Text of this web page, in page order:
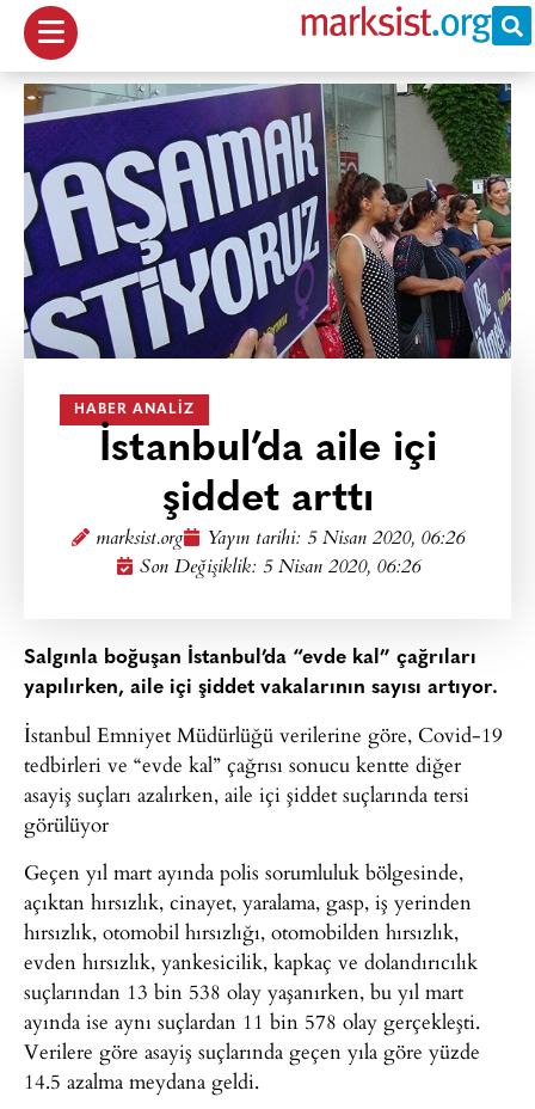
HABER ANALIZ
İstanbul’da aile içi
şiddet arttı
marksist.org Yayın tarihi: 5 Nisan 2020, 06:26
Son Değişiklik: 5 Nisan 2020, 06:26
Salgınla boğuşan İstanbul’da “evde kal” çağrıları
yapılırken, aile içi şiddet vakalarının sayısı artıyor.
İstanbul Emniyet Müdürlüğü verilerine göre, Covid-19
tedbirleri ve “evde kal” çağrısı sonucu kentte diğer
asayiş suçları azalırken, aile içi şiddet suçlarında tersi
görülüyor
Geçen yıl mart ayında polis sorumluluk bölgesinde,
açıktan hırsızlık, cinayet, yaralama, gasp, iş yerinden
hırsızlık, otomobil hırsızlığı, otomobilden hırsızlık,
evden hırsızlık, yankesicilik, kapkaç ve dolandırıcılık
suçlarından 13 bin 538 olay yaşanırken, bu yıl mart
ayında ise aynı suçlardan 11 bin 578 olay gerçekleşti.
Verilere göre asayiş suçlarında geçen yıla göre yüzde
14.5 azalma meydana geldi.